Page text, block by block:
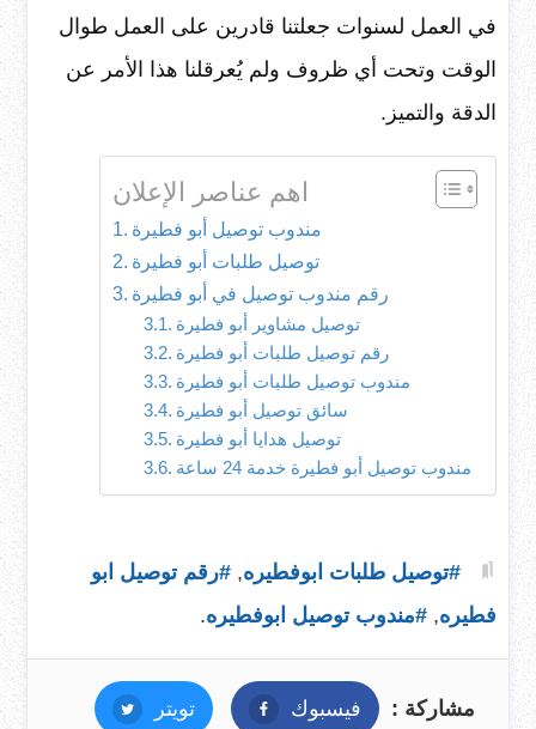
في العمل لسنوات جعلتنا قادرين على العمل طوال
الوقت وتحت أي ظروف ولم يُعرقلنا هذا الأمر عن
الدقة والتميز.
اهم عناصر الإعلان
مندوب توصيل أبو فطيرة
توصيل طلبات أبو فطيرة
رقم مندوب توصيل في أبو فطيرة
توصيل مشاوير أبو فطيرة
رقم توصيل طلبات أبو فطيرة
مندوب توصيل طلبات أبو فطيرة
سائق توصيل أبو فطيرة
توصيل هدايا أبو فطيرة
مندوب توصيل أبو فطيرة خدمة 24 ساعة
#توصيل طلبات ابوفطيره, #رقم توصيل ابو
فطيره, #مندوب توصيل ابوفطيره.
مشاركة : فيسبوك فيسبوكتويتر تويتر